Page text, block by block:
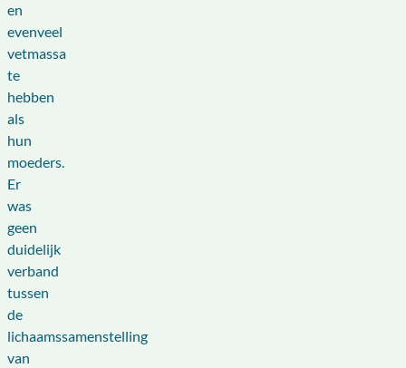
en
evenveel
vetmassa
te
hebben
als
hun
moeders.
Er
was
geen
duidelijk
verband
tussen
de
lichaamssamenstelling
van